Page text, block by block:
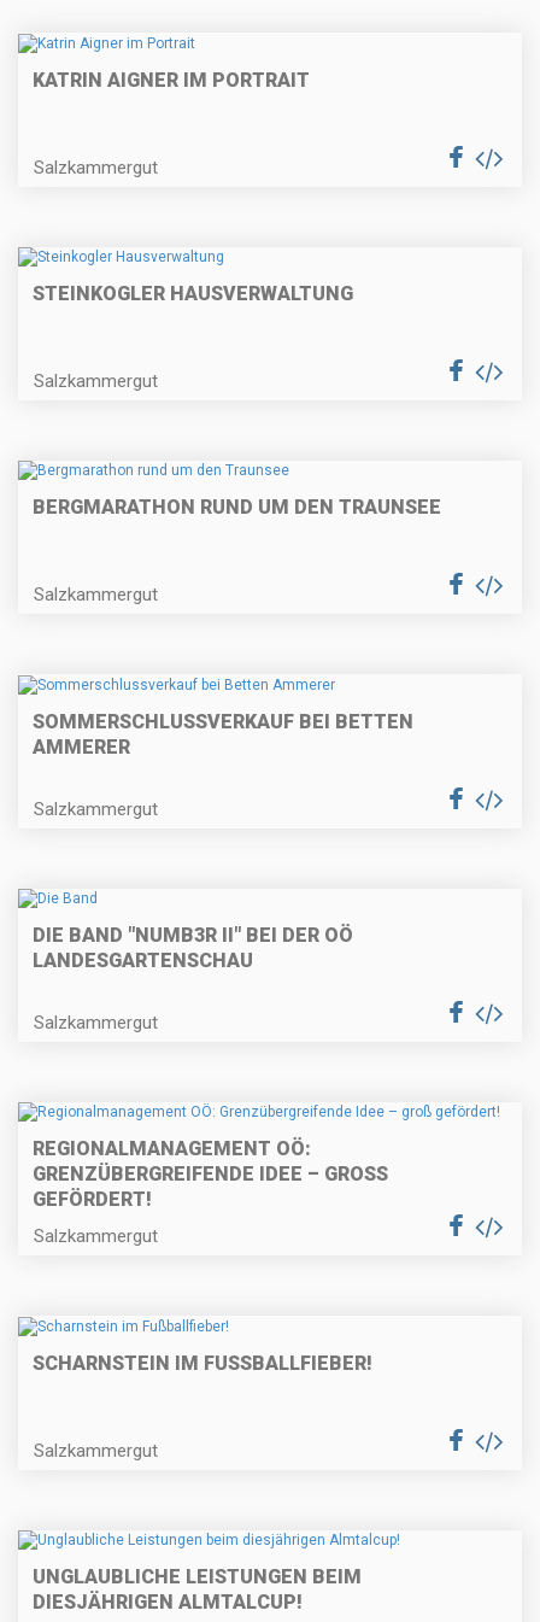
KATRIN AIGNER IM PORTRAIT
Salzkammergut
STEINKOGLER HAUSVERWALTUNG
Salzkammergut
BERGMARATHON RUND UM DEN TRAUNSEE
Salzkammergut
SOMMERSCHLUSSVERKAUF BEI BETTEN
AMMERER
Salzkammergut
DIE BAND "NUMB3R II" BEI DER OÖ
LANDESGARTENSCHAU
Salzkammergut
REGIONALMANAGEMENT OÖ:
GRENZÜBERGREIFENDE IDEE – GROSS G
EFÖRDERT!
Salzkammergut
SCHARNSTEIN IM FUSSBALLFIEBER!
Salzkammergut
UNGLAUBLICHE LEISTUNGEN BEIM
DIESJÄHRIGEN ALMTALCUP!